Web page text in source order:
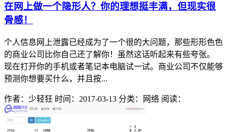
在网上做一个隐形人？你的理想挺丰满，但现实很
骨感！
个人信息网上泄露已经成为了一个很的大问题，那些形形色色
的商业公司比你自己还了解你！虽然这话听起来有些夸张。
现在打开你的手机或者笔记本电脑试一试。商业公司不仅能够
预测你想要买什么，并且按...
作者：少轻狂 时间：2017-03-13 分类：网络 阅读：